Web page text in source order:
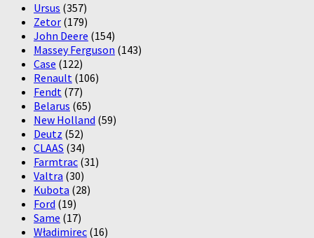
Ursus (357)
Zetor (179)
John Deere (154)
Massey Ferguson (143)
Case (122)
Renault (106)
Fendt (77)
Belarus (65)
New Holland (59)
Deutz (52)
CLAAS (34)
Farmtrac (31)
Valtra (30)
Kubota (28)
Ford (19)
Same (17)
Władimirec (16)